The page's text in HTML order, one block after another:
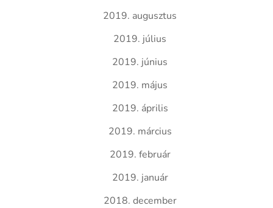
2019. augusztus
2019. július
2019. június
2019. május
2019. április
2019. március
2019. február
2019. január
2018. december